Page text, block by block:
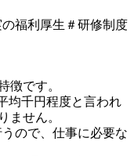
福利厚生＃研修制度
徴です。
均千円程度と言われ
ません。
ので、仕事に必要な